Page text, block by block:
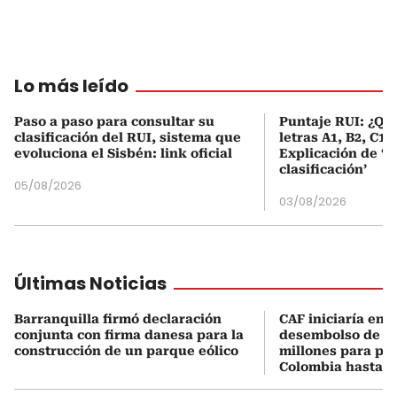
Lo más leído
Paso a paso para consultar su
clasificación del RUI, sistema que
evoluciona el Sisbén: link oficial
05/08/2026
Puntaje RUI:
letras A1, B2, C1
Explicación de
clasificación’
03/08/2026
Últimas Noticias
Barranquilla firmó declaración
conjunta con firma danesa para la
construcción de un parque eólico
CAF iniciaría en
desembolso de
millones para
Colombia hasta